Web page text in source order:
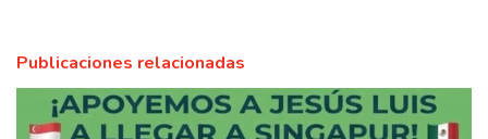
Publicaciones relacionadas